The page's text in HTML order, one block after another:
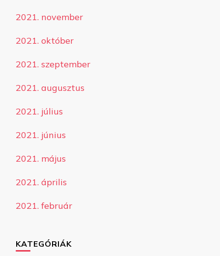
2021. november
2021. október
2021. szeptember
2021. augusztus
2021. július
2021. június
2021. május
2021. április
2021. február
KATEGÓRIÁK